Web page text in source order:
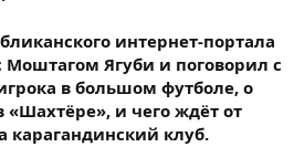
интернет-портала
Моштагом Ягуби и поговорил с
в большом футболе, о
«Шахтёре», и чего ждёт от
карагандинский клуб.